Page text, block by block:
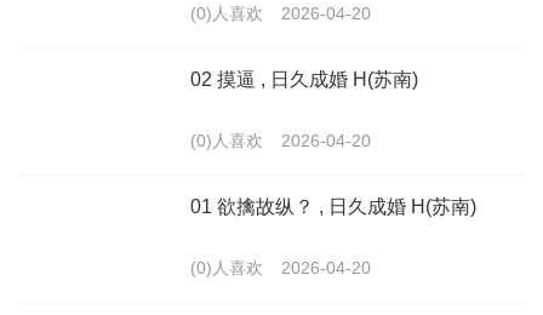
(0)人喜欢 2026-04-20
02 摸逼 , 日久成婚 H(苏南)
(0)人喜欢 2026-04-20
01 欲擒故纵？ , 日久成婚 H(苏南)
(0)人喜欢 2026-04-20